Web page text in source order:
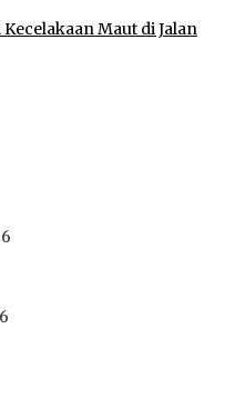
Maut di Jalan